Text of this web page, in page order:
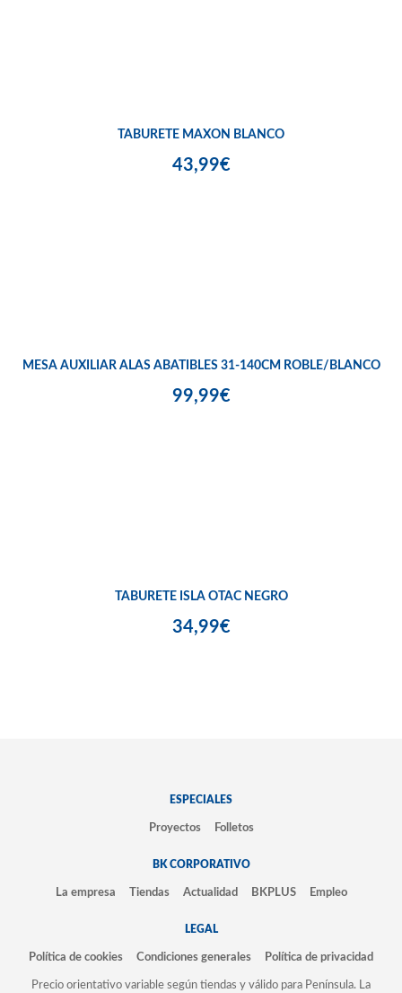
TABURETE MAXON BLANCO
43,99€
MESA AUXILIAR ALAS ABATIBLES 31-140CM ROBLE/BLANCO
99,99€
TABURETE ISLA OTAC NEGRO
34,99€
ESPECIALES
Proyectos Folletos
BK CORPORATIVO
La empresa Tiendas Actualidad BKPLUS Empleo
LEGAL
Política de cookies Condiciones generales Política de privacidad
Precio orientativo variable según tiendas y válido para Península. La